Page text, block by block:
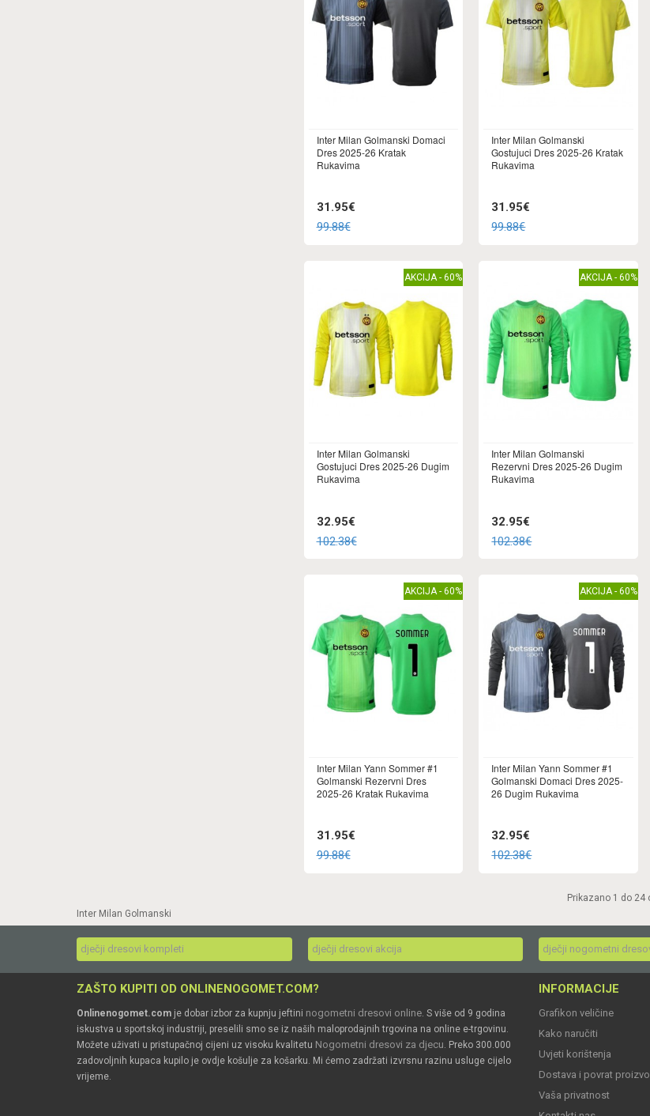
Inter Milan Golmanski Domaci
Dres 2025-26 Kratak
Rukavima
31.95€
99.88€
Inter Milan Golmanski
Gostujuci Dres 2025-26 Kratak
Rukavima
31.95€
99.88€
AKCIJA - 60%
Inter Milan Golmanski
Gostujuci Dres 2025-26 Dugim
Rukavima
32.95€
102.38€
AKCIJA - 60%
Inter Milan Golmanski
Rezervni Dres 2025-26 Dugim
Rukavima
32.95€
102.38€
AKCIJA - 60%
Inter Milan Yann Sommer #1
Golmanski Rezervni Dres
2025-26 Kratak Rukavima
31.95€
99.88€
AKCIJA - 60%
Inter Milan Yann Sommer #1
Golmanski Domaci Dres 2025-
26 Dugim Rukavima
32.95€
102.38€
Prikazano 1 do 24
Inter Milan Golmanski
dječji dresovi kompleti dječji dresovi akcija dječji nogometni
ZAŠTO KUPITI OD ONLINENOGOMET.COM?
Onlinenogomet.com je dobar izbor za kupnju jeftini nogometni dresovi online. S više od 9 godina
iskustva u sportskoj industriji, preselili smo se iz naših maloprodajnih trgovina na online e-trgovinu.
Možete uživati u pristupačnoj cijeni uz visoku kvalitetu Nogometni dresovi za djecu. Preko 300.000
zadovoljnih kupaca kupilo je ovdje košulje za košarku. Mi ćemo zadržati izvrsnu razinu usluge cijelo
vrijeme.
INFORMACIJE
Grafikon veličine
Kako naručiti
Uvjeti korištenja
Dostava i povrat
Vaša privatnost